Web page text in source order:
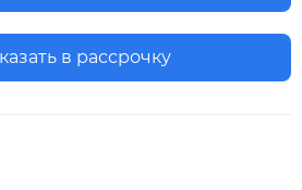
в рассрочку